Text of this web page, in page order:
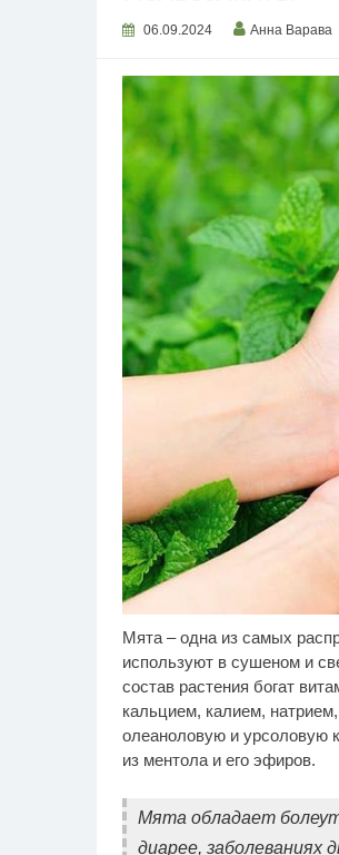
06.09.2024 Анна Варава
Мята – одна из самых
используют в сушеном и
состав растения богат
кальцием, калием,
олеаноловую и урсоловую
из ментола и его эфиров.
Мята обладает
диарее,
Этот танец
оставит вас без
Пересмотрела 10